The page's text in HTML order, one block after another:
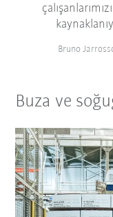
Bruno
Buza ve